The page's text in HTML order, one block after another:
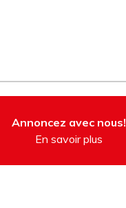
Annoncez avec nous!
En savoir plus